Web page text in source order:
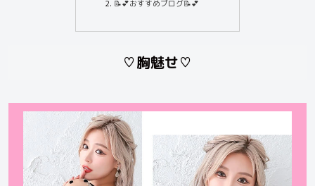
📝💕おすすめブログ📝💕
♡胸魅せ♡